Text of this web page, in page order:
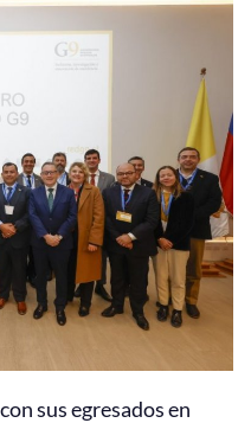
sus egresados en